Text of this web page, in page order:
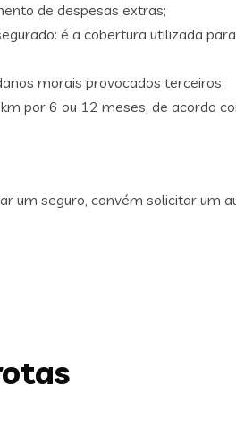
de despesas extras;
é a cobertura utilizada
morais provocados terceiros;
por 6 ou 12 meses, de acordo
um seguro, convém solicitar um